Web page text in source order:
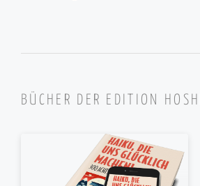
BÜCHER DER EDITION